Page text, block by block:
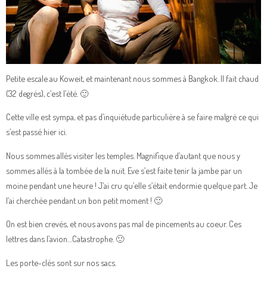
Petite escale au Koweit, et maintenant nous sommes à Bangkok. Il fait chaud
(32 degrés), c’est l’été. 🙂
Cette ville est sympa, et pas d’inquiétude particulière à se faire malgré ce qui
s’est passé hier ici.
Nous sommes allés visiter les temples. Magnifique d’autant que nous y
sommes allés à la tombée de la nuit. Eve s’est faite tenir la jambe par un
moine pendant une heure ! J’ai cru qu’elle s’était endormie quelque part. Je
l’ai cherchée pendant un bon petit moment ! 🙂
On est bien crevés, et nous avons pas mal de pincements au coeur. Ces
lettres dans l’avion…Catastrophe. 🙂
Les porte-clés sont sur nos sacs.